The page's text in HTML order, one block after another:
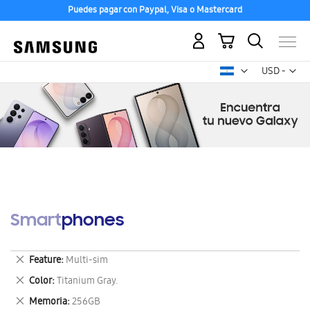
Puedes pagar con Paypal, Visa o Mastercard
USD -
dólar
Mi carrito
Smartphones
Feature Multi-sim
Eliminar
este
artículo
Color Titanium Gray.
Eliminar
este
Memoria 256GB
Eliminar